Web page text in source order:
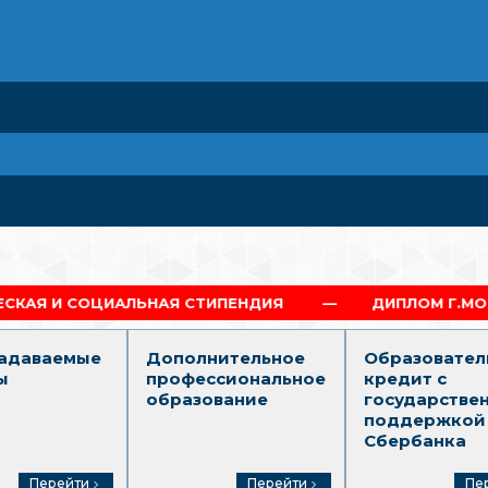
СТИПЕНДИЯ ДИПЛОМ Г.МОСКВА
Перейти
Дополнительное
профессиональное
образование
Перейти
кредит с
поддержкой
Сбербанка